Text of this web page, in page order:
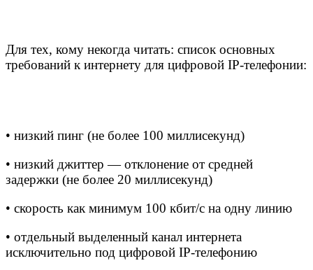
Для тех, кому некогда читать: список основных
требований к интернету для цифровой IP-телефонии:
• низкий пинг (не более 100 миллисекунд)
• низкий джиттер — отклонение от средней
задержки (не более 20 миллисекунд)
• скорость как минимум 100 кбит/c на одну линию
• отдельный выделенный канал интернета
исключительно под цифровой IP-телефонию